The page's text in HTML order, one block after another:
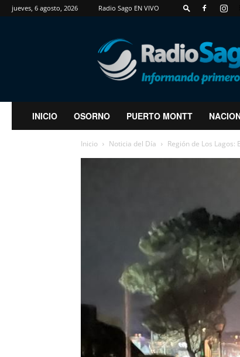
jueves, 6 agosto, 2026 Radio Sago EN VIVO
RadioSago
INICIO OSORNO PUERTO MONTT
Inicio Noticia del Día Región de Los